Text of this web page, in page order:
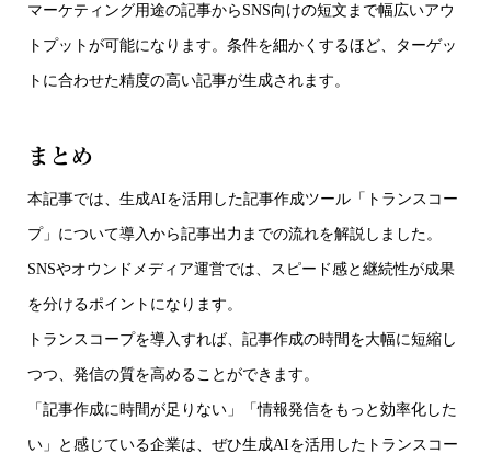
マーケティング用途の記事からSNS向けの短文まで幅広いアウ
トプットが可能になります。条件を細かくするほど、ターゲッ
トに合わせた精度の高い記事が生成されます。
まとめ
本記事では、生成AIを活用した記事作成ツール「トランスコー
プ」について導入から記事出力までの流れを解説しました。
SNSやオウンドメディア運営では、スピード感と継続性が成果
を分けるポイントになります。
トランスコープを導入すれば、記事作成の時間を大幅に短縮し
つつ、発信の質を高めることができます。
「記事作成に時間が足りない」「情報発信をもっと効率化した
い」と感じている企業は、ぜひ生成AIを活用したトランスコー